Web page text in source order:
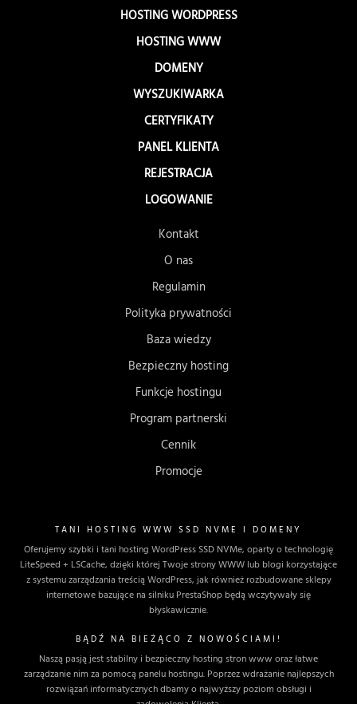
HOSTING WORDPRESS
HOSTING WWW
DOMENY
WYSZUKIWARKA
CERTYFIKATY
PANEL KLIENTA
REJESTRACJA
LOGOWANIE
Kontakt
O nas
Regulamin
Polityka prywatności
Baza wiedzy
Bezpieczny hosting
Funkcje hostingu
Program partnerski
Cennik
Promocje
TANI HOSTING WWW SSD NVME I DOMENY
Oferujemy szybki i tani hosting WordPress SSD NVMe, oparty o technologię
LiteSpeed + LSCache, dzięki której Twoje strony WWW lub blogi korzystające
z systemu zarządzania treścią WordPress, jak również rozbudowane sklepy
internetowe bazujące na silniku PrestaShop będą wczytywały się
błyskawicznie.
BĄDŹ NA BIEŻĄCO Z NOWOŚCIAMI!
Naszą pasją jest stabilny i bezpieczny hosting stron www oraz łatwe
zarządzanie nim za pomocą panelu hostingu. Poprzez wdrażanie najlepszych
rozwiązań informatycznych dbamy o najwyższy poziom obsługi i